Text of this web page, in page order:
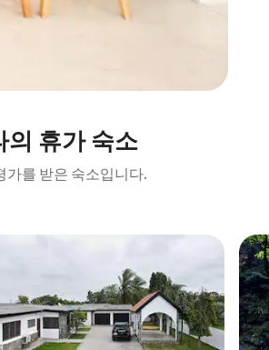
의 휴가 숙소
가를 받은 숙소입니다.